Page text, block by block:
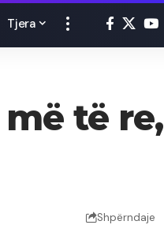
Tjera
të re,
Shpërndaje